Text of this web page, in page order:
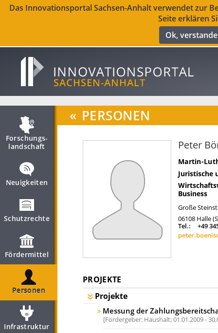
Das Innovationsportal Sachsen-Anhalt verwendet zur
Seite erklären
Ok,
Forschungs­
landschaft
Neuigkeiten
Schutzrechte
Fördermittel
Personen
Infrastruktur
« PERSONEN
Peter
Martin-
Juristische
Business
Große
06108 Halle
Tel.:
+49
PROJEKTE
Projekte
Messung der
Fördergeber: Haushalt;01.01.2009 -